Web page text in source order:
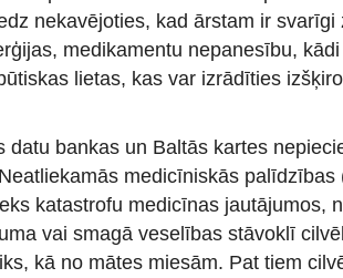
nekavējoties, kad ārstam ir svarīgi
medikamentu nepanesību,
lietas, kas var izrādīties
datu bankas un Baltās kartes
medicīniskās palīdzības
katastrofu medicīnas jautājumos,
vai smagā veselības stāvoklī
kā no mātes miesām. Pat tiem